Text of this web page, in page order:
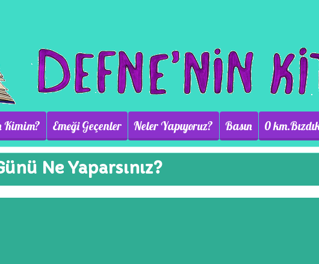
Kimim? Emeği Geçenler Neler Yapıyoruz? Basın 0
Ne Yaparsınız?